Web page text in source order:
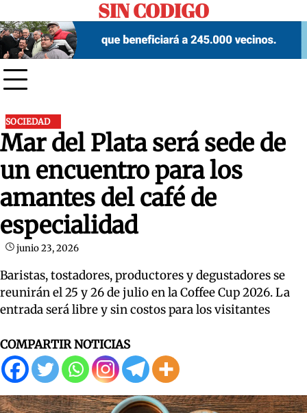
to
content
SIN CODIGO
SOCIEDAD
Mar del Plata será sede de
un encuentro para los
amantes del café de
especialidad
junio 23, 2026
Baristas, tostadores, productores y degustadores se
reunirán el 25 y 26 de julio en la Coffee Cup 2026. La
entrada será libre y sin costos para los visitantes
COMPARTIR NOTICIAS